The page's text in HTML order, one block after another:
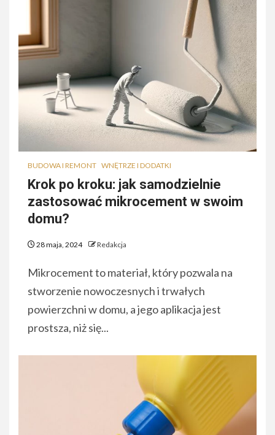
BUDOWA I REMONT WNĘTRZE I DODATKI
Krok po kroku: jak samodzielnie
zastosować mikrocement w swoim
domu?
28 maja, 2024 Redakcja
Mikrocement to materiał, który pozwala na
stworzenie nowoczesnych i trwałych
powierzchni w domu, a jego aplikacja jest
prostsza, niż się...